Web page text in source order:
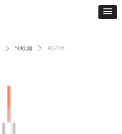
ꄲ 50欧姆 ꄲ RG316